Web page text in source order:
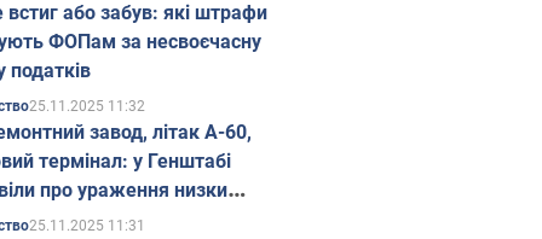
встиг або забув: які штрафи
ФОПам за несвоєчасну
податків
25.11.2025 11:32
завод, літак А-60,
термінал: у Генштабі
про ураження низки
об'єктів Росії
25.11.2025 11:31